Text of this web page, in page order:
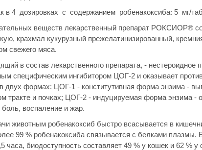
в 4 дозировках с содержанием робенакоксиба: 5 мг/
веществ лекарственный препарат РОКСИОР®
крахмал кукурузный прежелатинизированный,
свежего мяса.
в состав лекарственного препарата, - нестероидное
специфическим ингибитором ЦОГ-2 и оказывает
двух формах: ЦОГ-1 - конститутивная форма энзима -
тракте и почках; ЦОГ-2 - индуцируемая форма энзима -
воспаление и жар.
животным робенакоксиб быстро всасывается в
99 % робенакоксиба связывается с белками плазмы.
часа, биодоступность составляет 49 % у кошек и 62 %